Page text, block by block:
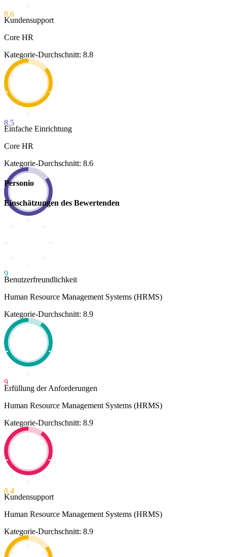
8.6
Kundensupport
Core HR
Kategorie-Durchschnitt: 8.8
8.5
Einfache Einrichtung
Core HR
Kategorie-Durchschnitt: 8.6
Personio
Einschätzungen des Bewertenden
9
Benutzerfreundlichkeit
Human Resource Management Systems (HRMS)
Kategorie-Durchschnitt: 8.9
9
Erfüllung der Anforderungen
Human Resource Management Systems (HRMS)
Kategorie-Durchschnitt: 8.9
8.4
Kundensupport
Human Resource Management Systems (HRMS)
Kategorie-Durchschnitt: 8.9